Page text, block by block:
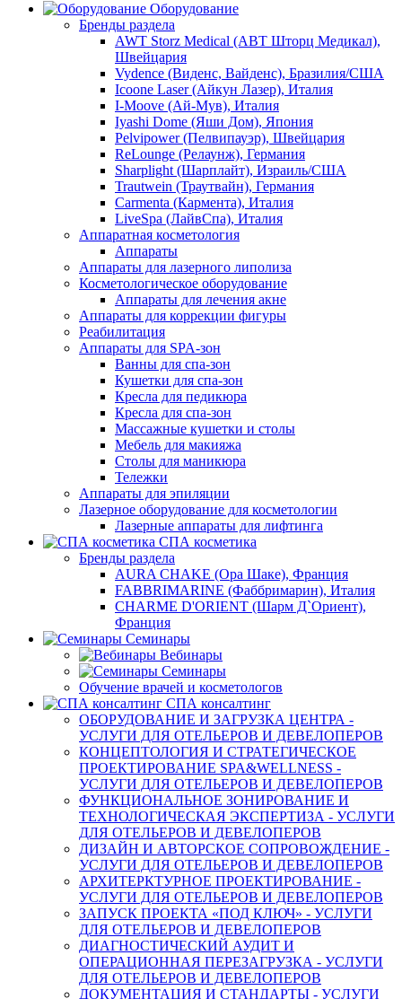
Оборудование
Бренды раздела
AWT Storz Medical (АВТ Шторц Медикал),
Швейцария
Vydence (Виденс, Вайденс), Бразилия/США
Icoone Laser (Айкун Лазер), Италия
I-Moove (Ай-Мув), Италия
Iyashi Dome (Яши Дом), Япония
Pelvipower (Пелвипауэр), Швейцария
ReLounge (Релаунж), Германия
Sharplight (Шарплайт), Израиль/США
Trautwein (Траутвайн), Германия
Carmenta (Кармента), Италия
LiveSpa (ЛайвСпа), Италия
Аппаратная косметология
Аппараты
Аппараты для лазерного липолиза
Косметологическое оборудование
Аппараты для лечения акне
Аппараты для коррекции фигуры
Реабилитация
Аппараты для SPA-зон
Ванны для спа-зон
Кушетки для спа-зон
Кресла для педикюра
Кресла для спа-зон
Массажные кушетки и столы
Мебель для макияжа
Столы для маникюра
Тележки
Аппараты для эпиляции
Лазерное оборудование для косметологии
Лазерные аппараты для лифтинга
СПА косметика
Бренды раздела
AURA CHAKE (Ора Шаке), Франция
FABBRIMARINE (Фаббримарин), Италия
CHARME D'ORIENT (Шарм Д`Ориент),
Франция
Семинары
Вебинары
Семинары
Обучение врачей и косметологов
СПА консалтинг
ОБОРУДОВАНИЕ И ЗАГРУЗКА ЦЕНТРА -
УСЛУГИ ДЛЯ ОТЕЛЬЕРОВ И ДЕВЕЛОПЕРОВ
КОНЦЕПТОЛОГИЯ И СТРАТЕГИЧЕСКОЕ
ПРОЕКТИРОВАНИЕ SPA&WELLNESS -
УСЛУГИ ДЛЯ ОТЕЛЬЕРОВ И ДЕВЕЛОПЕРОВ
ФУНКЦИОНАЛЬНОЕ ЗОНИРОВАНИЕ И
ТЕХНОЛОГИЧЕСКАЯ ЭКСПЕРТИЗА - УСЛУГИ
ДЛЯ ОТЕЛЬЕРОВ И ДЕВЕЛОПЕРОВ
ДИЗАЙН И АВТОРСКОЕ СОПРОВОЖДЕНИЕ -
УСЛУГИ ДЛЯ ОТЕЛЬЕРОВ И ДЕВЕЛОПЕРОВ
АРХИТЕРКТУРНОЕ ПРОЕКТИРОВАНИЕ -
УСЛУГИ ДЛЯ ОТЕЛЬЕРОВ И ДЕВЕЛОПЕРОВ
ЗАПУСК ПРОЕКТА «ПОД КЛЮЧ» - УСЛУГИ
ДЛЯ ОТЕЛЬЕРОВ И ДЕВЕЛОПЕРОВ
ДИАГНОСТИЧЕСКИЙ АУДИТ И
ОПЕРАЦИОННАЯ ПЕРЕЗАГРУЗКА - УСЛУГИ
ДЛЯ ОТЕЛЬЕРОВ И ДЕВЕЛОПЕРОВ
ДОКУМЕНТАЦИЯ И СТАНДАРТЫ - УСЛУГИ